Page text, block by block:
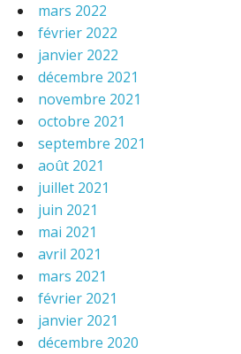
mars 2022
février 2022
janvier 2022
décembre 2021
novembre 2021
octobre 2021
septembre 2021
août 2021
juillet 2021
juin 2021
mai 2021
avril 2021
mars 2021
février 2021
janvier 2021
décembre 2020